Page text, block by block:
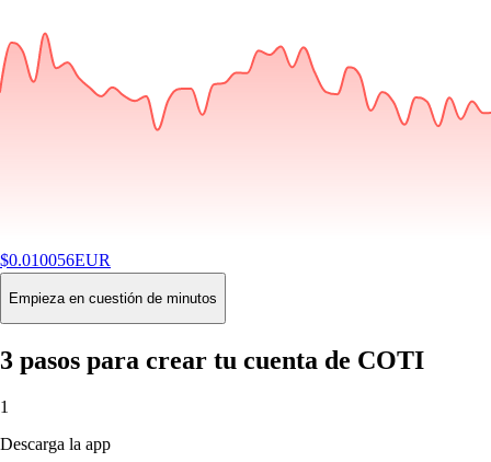
$0.010056EUR
-1.90%24H
Buy
Empieza en cuestión de minutos
3 pasos para crear tu cuenta de COTI
1
Descarga la app